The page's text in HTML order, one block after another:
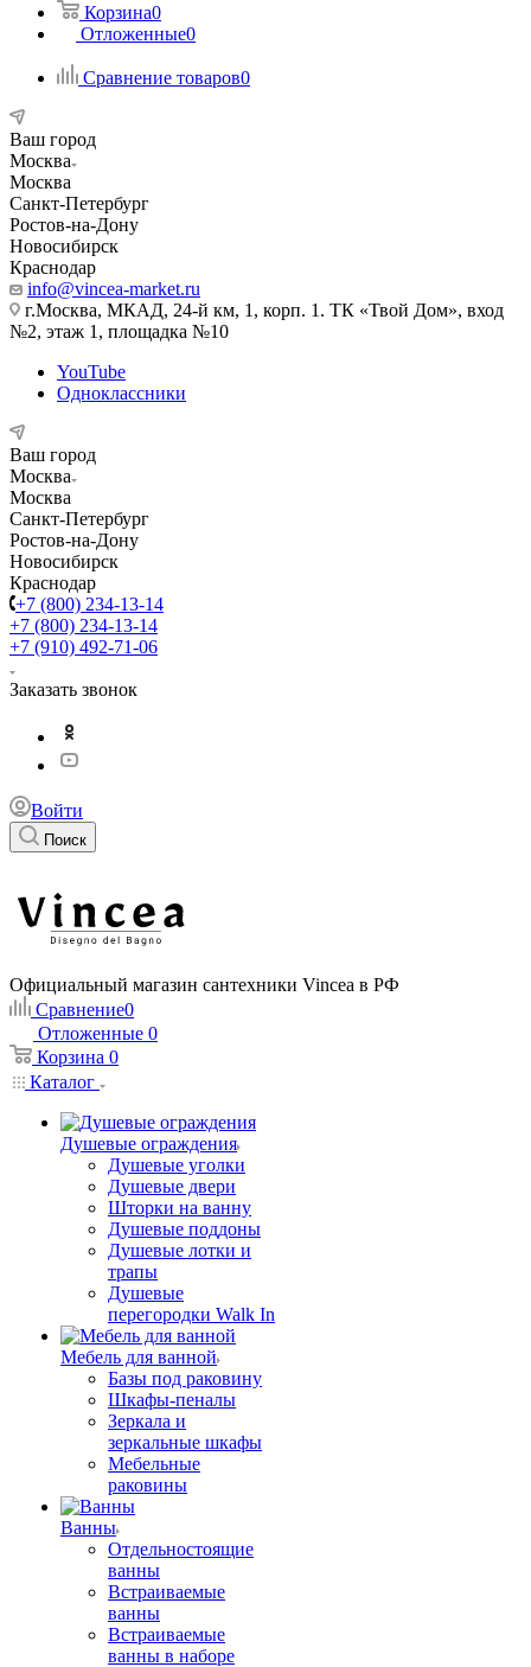
Корзина0
Отложенные0
Сравнение товаров0
Ваш город
Москва
Москва
Санкт-Петербург
Ростов-на-Дону
Новосибирск
Краснодар
info@vincea-market.ru
г.Москва, МКАД, 24-й км, 1, корп. 1. ТК «Твой Дом», вход
№2, этаж 1, площадка №10
YouTube
Одноклассники
Ваш город
Москва
Москва
Санкт-Петербург
Ростов-на-Дону
Новосибирск
Краснодар
+7 (800) 234-13-14
+7 (800) 234-13-14
+7 (910) 492-71-06
Заказать звонок
Войти
Поиск
Официальный магазин сантехники Vincea в РФ
Сравнение0
Отложенные 0
Корзина 0
Каталог
Душевые ограждения
Душевые уголки
Душевые двери
Шторки на ванну
Душевые поддоны
Душевые лотки и
трапы
Душевые
перегородки Walk In
Мебель для ванной
Базы под раковину
Шкафы-пеналы
Зеркала и
зеркальные шкафы
Мебельные
раковины
Ванны
Отдельностоящие
ванны
Встраиваемые
ванны
Встраиваемые
ванны в наборе